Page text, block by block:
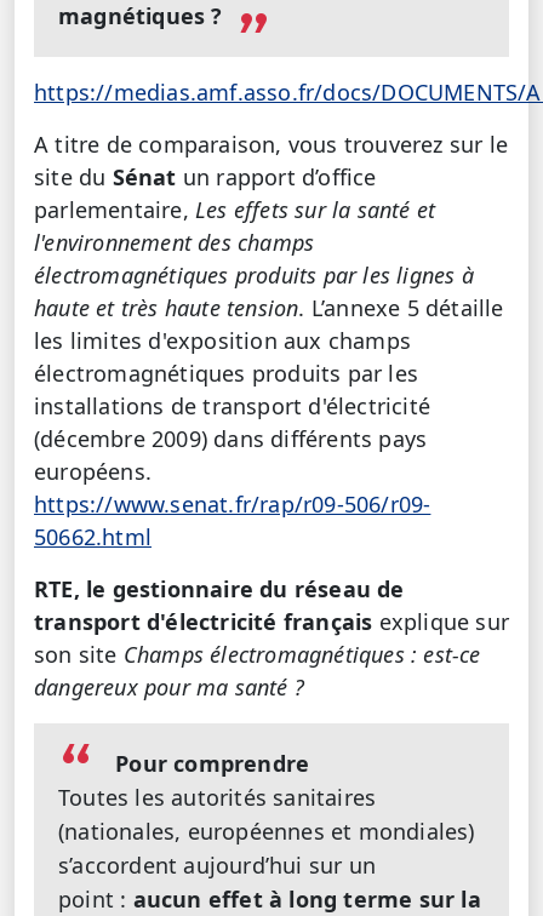
magnétiques ?
https://medias.amf.asso.fr/docs/DOCUMENTS/
A titre de comparaison, vous trouverez sur le
site du Sénat un rapport d’office
parlementaire, Les effets sur la santé et
l'environnement des champs
électromagnétiques produits par les lignes à
haute et très haute tension. L’annexe 5 détaille
les limites d'exposition aux champs
électromagnétiques produits par les
installations de transport d'électricité
(décembre 2009) dans différents pays
européens.
https://www.senat.fr/rap/r09-506/r09-
50662.html
RTE, le gestionnaire du réseau de
transport d'électricité français explique sur
son site Champs électromagnétiques : est-ce
dangereux pour ma santé ?
Pour comprendre
Toutes les autorités sanitaires
(nationales, européennes et mondiales)
s’accordent aujourd’hui sur un
point : aucun effet à long terme sur la